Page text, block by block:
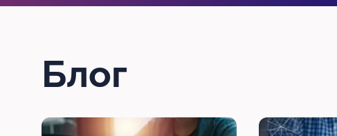
Блог